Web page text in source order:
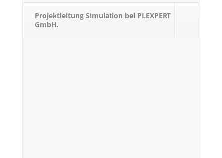
Projektleitung Simulation bei PLEXPERT
GmbH.